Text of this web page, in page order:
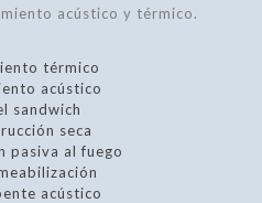
acústico y térmico.
térmico
acústico
sandwich
seca
pasiva al fuego
acústico